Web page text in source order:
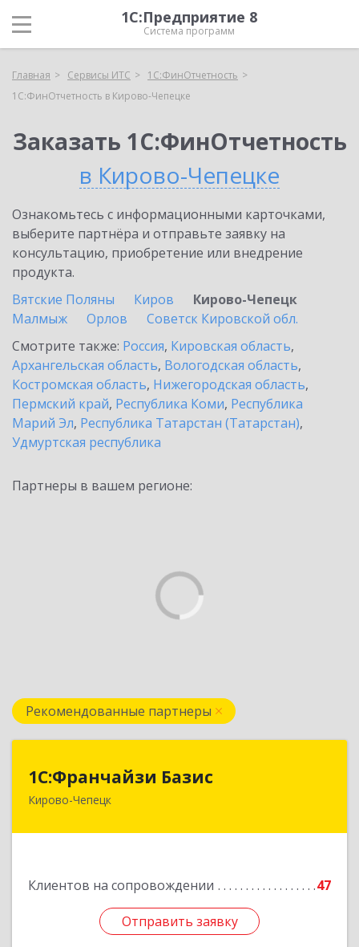
1С:Предприятие 8
Система программ
Главная Сервисы ИТС
1С:ФинОтчетность
1С:ФинОтчетность в Кирово-Чепецке
Заказать 1С:ФинОтчетность
в Кирово-Чепецке
Ознакомьтесь с информационными карточками,
выберите партнёра и отправьте заявку на
консультацию, приобретение или внедрение
продукта.
Вятские Поляны
Киров
Кирово-Чепецк
Малмыж
Орлов
Советск Кировской обл.
Смотрите также: Россия, Кировская область,
Архангельская область, Вологодская область,
Костромская область, Нижегородская область,
Пермский край, Республика Коми, Республика
Марий Эл, Республика Татарстан (Татарстан),
Удмуртская республика
Партнеры в вашем регионе:
Рекомендованные партнеры
1С:Франчайзи Базис
Кирово-Чепецк
Клиентов на сопровождении 47
Отправить заявку
613044, Кировская обл, город Кирово-Чепецк
Подробнее
Отправить заявку